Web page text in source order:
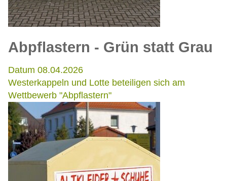
Abpflastern - Grün statt Grau
Datum 08.04.2026
Westerkappeln und Lotte beteiligen sich am
Wettbewerb "Abpflastern"